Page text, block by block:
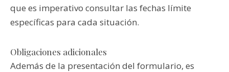
que es imperativo consultar las fechas límite
específicas para cada situación.
Obligaciones adicionales
Además de la presentación del formulario, es